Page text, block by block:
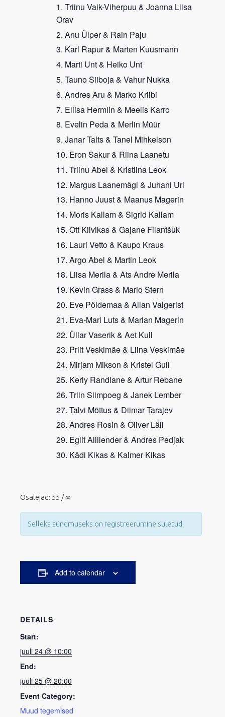
Triinu Vaik-Viherpuu & Joanna Liisa
Orav
Anu Ülper & Rain Paju
Karl Rapur & Marten Kuusmann
Marti Unt & Heiko Unt
Tauno Siiboja & Vahur Nukka
Andres Aru & Marko Kriibi
Eliisa Hermlin & Meelis Karro
Evelin Peda & Merlin Müür
Janar Talts & Tanel Mihkelson
Eron Sakur & Riina Laanetu
Triinu Abel & Kristiina Leok
Margus Laanemägi & Juhani Uri
Hanno Juust & Maanus Magerin
Moris Kallam & Sigrid Kallam
Ott Kiivikas & Gajane Filantšuk
Lauri Vetto & Kaupo Kraus
Argo Abel & Martin Leok
Liisa Merila & Ats Andre Merila
Kevin Grass & Mario Stern
Eve Põldemaa & Allan Valgerist
Eva-Mari Luts & Marian Magerin
Üllar Vaserik & Aet Kull
Priit Veskimäe & Liina Veskimäe
Mirjam Mikson & Kristel Gull
Kerly Randlane & Artur Rebane
Triin Siimpoeg & Janek Lember
Talvi Mõttus & Diimar Tarajev
Andres Rosin & Oliver Läll
Eglit Allilender & Andres Pedjak
Kädi Kikas & Kalmer Kikas
Osalejad: 55 / ∞
Selleks sündmuseks on registreerumine suletud.
Add to calendar
DETAILS
Start:
juuli 24 @ 10:00
End:
juuli 25 @ 20:00
Event Category:
Muud tegemised